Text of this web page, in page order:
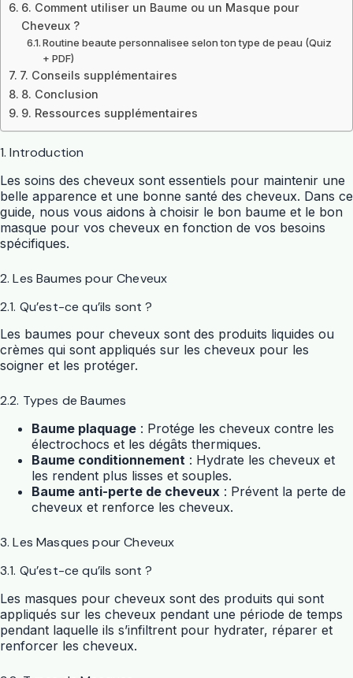
6. Comment utiliser un Baume ou un Masque pour
Cheveux ?
Routine beaute personnalisee selon ton type de peau (Quiz
+ PDF)
7. Conseils supplémentaires
8. Conclusion
9. Ressources supplémentaires
1. Introduction
Les soins des cheveux sont essentiels pour maintenir une
belle apparence et une bonne santé des cheveux. Dans ce
guide, nous vous aidons à choisir le bon baume et le bon
masque pour vos cheveux en fonction de vos besoins
spécifiques.
2. Les Baumes pour Cheveux
2.1. Qu’est-ce qu’ils sont ?
Les baumes pour cheveux sont des produits liquides ou
crèmes qui sont appliqués sur les cheveux pour les
soigner et les protéger.
2.2. Types de Baumes
Baume plaquage : Protége les cheveux contre les
électrochocs et les dégâts thermiques.
Baume conditionnement : Hydrate les cheveux et
les rendent plus lisses et souples.
Baume anti-perte de cheveux : Prévent la perte de
cheveux et renforce les cheveux.
3. Les Masques pour Cheveux
3.1. Qu’est-ce qu’ils sont ?
Les masques pour cheveux sont des produits qui sont
appliqués sur les cheveux pendant une période de temps
pendant laquelle ils s’infiltrent pour hydrater, réparer et
renforcer les cheveux.